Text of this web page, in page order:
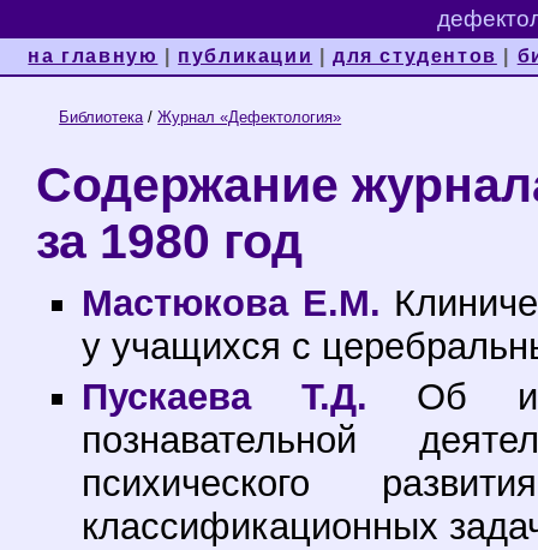
на главную публикации |для студентов
Библиотека/Журнал «Дефектология»
Содержание
за 1980 год
Мастюкова Е.М.
у учащихся с
Пускаева Т.Д. Об
познавательной
психического
классификационных